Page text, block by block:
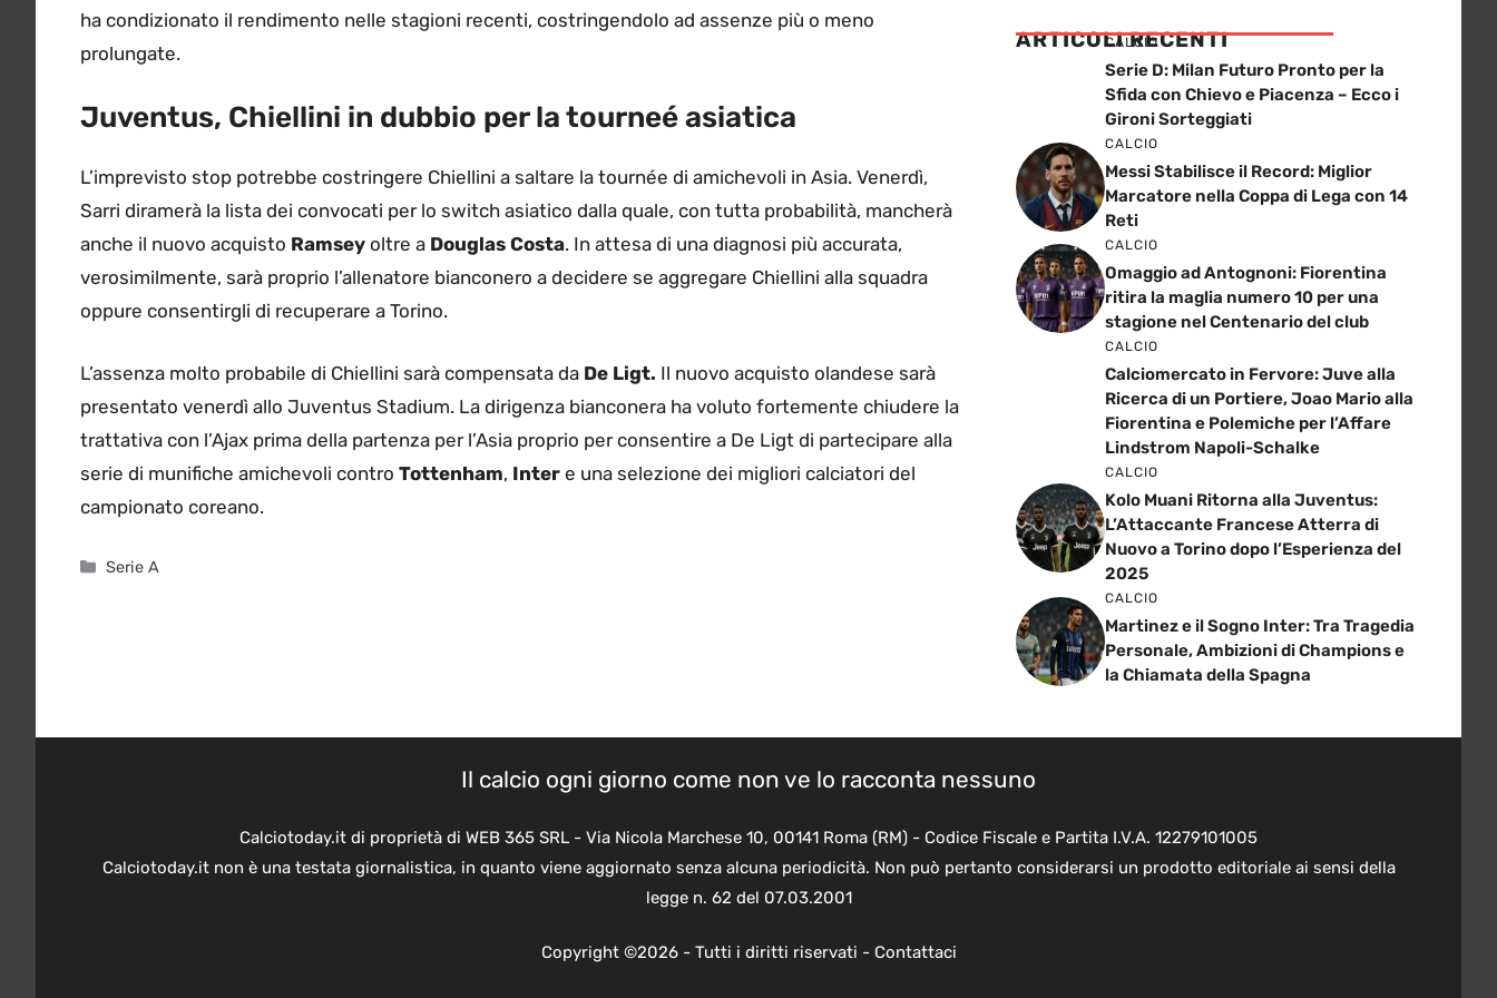
ha condizionato il rendimento nelle stagioni recenti, costringendolo ad assenze più o meno
prolungate.
Juventus, Chiellini in dubbio per la tourneé asiatica
L’imprevisto stop potrebbe costringere Chiellini a saltare la tournée di amichevoli in Asia. Venerdì,
Sarri diramerà la lista dei convocati per lo switch asiatico dalla quale, con tutta probabilità, mancherà
anche il nuovo acquisto Ramsey oltre a Douglas Costa. In attesa di una diagnosi più accurata,
verosimilmente, sarà proprio l’allenatore bianconero a decidere se aggregare Chiellini alla squadra
oppure consentirgli di recuperare a Torino.
L’assenza molto probabile di Chiellini sarà compensata da De Ligt. Il nuovo acquisto olandese sarà
presentato venerdì allo Juventus Stadium. La dirigenza bianconera ha voluto fortemente chiudere la
trattativa con l’Ajax prima della partenza per l’Asia proprio per consentire a De Ligt di partecipare alla
serie di munifiche amichevoli contro Tottenham, Inter e una selezione dei migliori calciatori del
campionato coreano.
Categorie
Serie A
ARTICOLI RECENTI
CALCIO
Serie D: Milan Futuro Pronto per la
Sfida con Chievo e Piacenza – Ecco i
Gironi Sorteggiati
CALCIO
Messi Stabilisce il Record: Miglior
Marcatore nella Coppa di Lega con 14
Reti
CALCIO
Omaggio ad Antognoni: Fiorentina
ritira la maglia numero 10 per una
stagione nel Centenario del club
CALCIO
Calciomercato in Fervore: Juve alla
Ricerca di un Portiere, Joao Mario alla
Fiorentina e Polemiche per l’Affare
Lindstrom Napoli-Schalke
CALCIO
Kolo Muani Ritorna alla Juventus:
L’Attaccante Francese Atterra di
Nuovo a Torino dopo l’Esperienza del
2025
CALCIO
Martinez e il Sogno Inter: Tra Tragedia
Personale, Ambizioni di Champions e
la Chiamata della Spagna
Il calcio ogni giorno come non ve lo racconta nessuno
Calciotoday.it di proprietà di WEB 365 SRL - Via Nicola Marchese 10, 00141 Roma (RM) - Codice Fiscale e Partita I.V.A. 12279101005
Calciotoday.it non è una testata giornalistica, in quanto viene aggiornato senza alcuna periodicità. Non può pertanto considerarsi un prodotto editoriale ai sensi della
legge n. 62 del 07.03.2001
Copyright ©2026 - Tutti i diritti riservati - Contattaci